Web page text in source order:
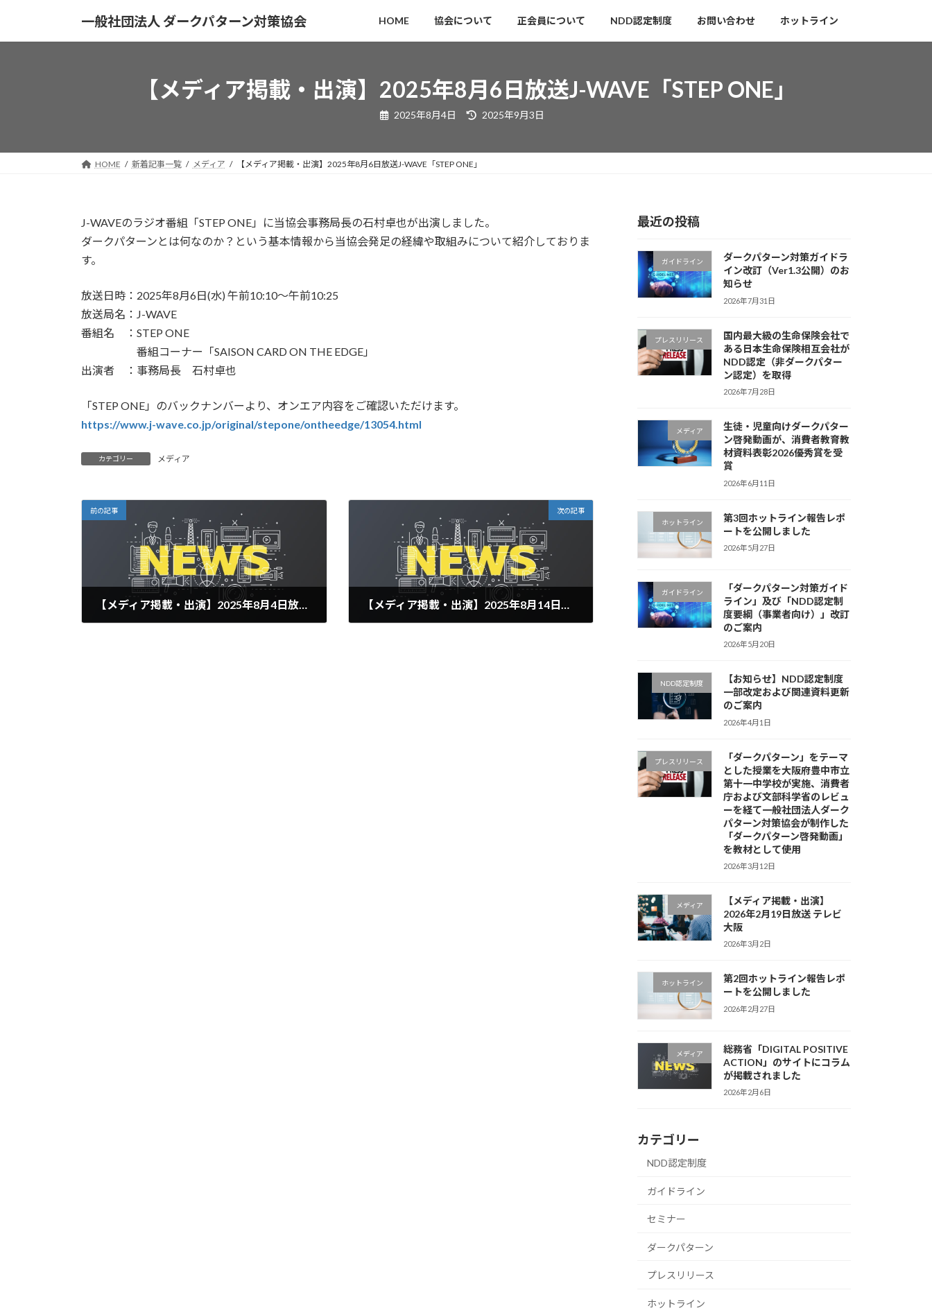
テ
ゲ
一般社団法人 ダークパターン対策協会 HOME 協会について 正会員について NDD認定制度 お問い合わせ ホットライン
【メディア掲載・出演】2025年8月6日放送J-WAVE「STEP ONE」
2025年8月4日
最
日
2025年9月3日
HOME 新着記事一覧 メディア 【メディア掲載・出演】2025年8月6日放送J-WAVE「STEP ONE」
J-WAVEのラジオ番組「STEP ONE」に当協会事務局長の石村卓也が出演しました。
ダークパターンとは何なのか？という基本情報から当協会発足の経緯や取組みについて紹介しておりま
す。
放送日時：2025年8月6日(水) 午前10:10〜午前10:25
放送局名：J-WAVE
番組名 ：STEP ONE
番組コーナー「SAISON CARD ON THE EDGE」
出演者 ：事務局長 石村卓也
「STEP ONE」のバックナンバーより、オンエア内容をご確認いただけます。
https://www.j-wave.co.jp/original/stepone/ontheedge/13054.html
カテゴリー メディア
前の記事 次の記事
最近の投稿
ガイドライン
ダークパターン対策ガイドラ
イン改訂（Ver1.3公開）のお
知らせ
2026年7月31日
プレスリリース
国内最大級の生命保険会社で
ある日本生命保険相互会社が
NDD認定（非ダークパター
ン認定）を取得
2026年7月28日
メディア
生徒・児童向けダークパター
ン啓発動画が、消費者教育教
材資料表彰2026優秀賞を受
賞
2026年6月11日
ホットライン
第3回ホットライン報告レポ
ートを公開しました
2026年5月27日
ガイドライン
「ダークパターン対策ガイド
ライン」及び「NDD認定制
度要綱（事業者向け）」改訂
のご案内
2026年5月20日
NDD認定制度
【お知らせ】NDD認定制度
一部改定および関連資料更新
のご案内
2026年4月1日
プレスリリース
「ダークパターン」をテーマ
とした授業を大阪府豊中市立
第十一中学校が実施、消費者
庁および文部科学省のレビュ
ーを経て一般社団法人ダーク
パターン対策協会が制作した
「ダークパターン啓発動画」
を教材として使用
2026年3月12日
メディア
【メディア掲載・出演】
2026年2月19日放送 テレビ
大阪
2026年3月2日
ホットライン
第2回ホットライン報告レポ
ートを公開しました
2026年2月27日
メディア
総務省「DIGITAL POSITIVE
ACTION」のサイトにコラム
が掲載されました
2026年2月6日
カテゴリー
NDD認定制度
ガイドライン
セミナー
ダークパターン
プレスリリース
ホットライン